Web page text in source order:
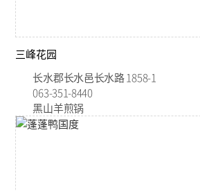
三峰花园
长水郡长水邑长水路 1858-1
063-351-8440
黑山羊煎锅